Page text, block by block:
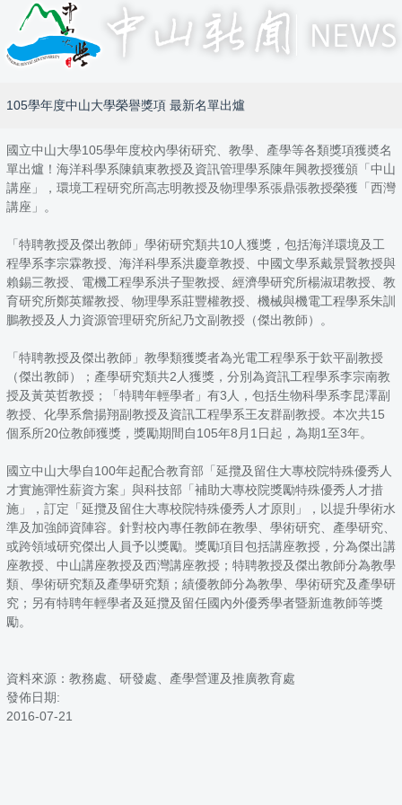
105學年度中山大學榮譽獎項 最新名單出爐
國立中山大學105學年度校內學術研究、教學、產學等各類獎項獲奬名
單出爐！海洋科學系陳鎮東教授及資訊管理學系陳年興教授獲頒「中山
講座」，環境工程研究所高志明教授及物理學系張鼎張教授榮獲「西灣
講座」。
「特聘教授及傑出教師」學術研究類共10人獲獎，包括海洋環境及工
程學系李宗霖教授、海洋科學系洪慶章教授、中國文學系戴景賢教授與
賴錫三教授、電機工程學系洪子聖教授、經濟學研究所楊淑珺教授、教
育研究所鄭英耀教授、物理學系莊豐權教授、機械與機電工程學系朱訓
鵬教授及人力資源管理研究所紀乃文副教授（傑出教師）。
「特聘教授及傑出教師」教學類獲獎者為光電工程學系于欽平副教授
（傑出教師）；產學研究類共2人獲獎，分別為資訊工程學系李宗南教
授及黃英哲教授；「特聘年輕學者」有3人，包括生物科學系李昆澤副
教授、化學系詹揚翔副教授及資訊工程學系王友群副教授。本次共15
個系所20位教師獲獎，獎勵期間自105年8月1日起，為期1至3年。
國立中山大學自100年起配合教育部「延攬及留住大專校院特殊優秀人
才實施彈性薪資方案」與科技部「補助大專校院獎勵特殊優秀人才措
施」，訂定「延攬及留住大專校院特殊優秀人才原則」，以提升學術水
準及加強師資陣容。針對校內專任教師在教學、學術研究、產學研究、
或跨領域研究傑出人員予以獎勵。獎勵項目包括講座教授，分為傑出講
座教授、中山講座教授及西灣講座教授；特聘教授及傑出教師分為教學
類、學術研究類及產學研究類；績優教師分為教學、學術研究及產學研
究；另有特聘年輕學者及延攬及留任國內外優秀學者暨新進教師等獎
勵。
資料來源：教務處、研發處、產學營運及推廣教育處
發佈日期:
2016-07-21